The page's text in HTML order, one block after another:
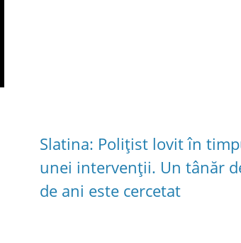
Slatina: Polițist lovit în
unei intervenții. Un tânăr
de ani este cercetat